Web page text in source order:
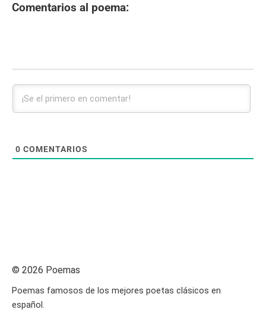
Comentarios al poema:
0 COMENTARIOS
© 2026 Poemas
Poemas famosos de los mejores poetas clásicos en
español.